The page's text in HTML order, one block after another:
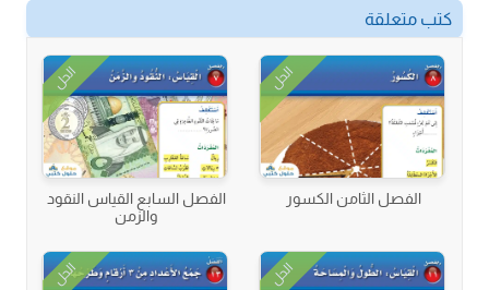
كتب متعلقة
الحل
الفصل الثامن الكسور
الحل
الفصل السابع القياس النقود
والزمن
الحل الحل